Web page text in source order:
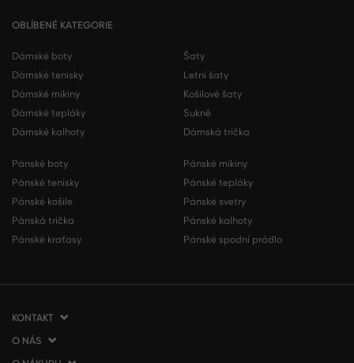
OBLÍBENÉ KATEGORIE
Dámské boty
Dámské tenisky
Dámské mikiny
Dámské tepláky
Dámské kalhoty
Šaty
Letní šaty
Košilové šaty
Sukně
Dámská trička
Pánské boty
Pánské tenisky
Pánské košile
Pánská trička
Pánské kraťasy
Pánské mikiny
Pánské tepláky
Pánské svetry
Pánské kalhoty
Pánské spodní prádlo
KONTAKT
VERMONT Services Slovakia s. r. o.
Vlčie hrdlo 53
O NÁS